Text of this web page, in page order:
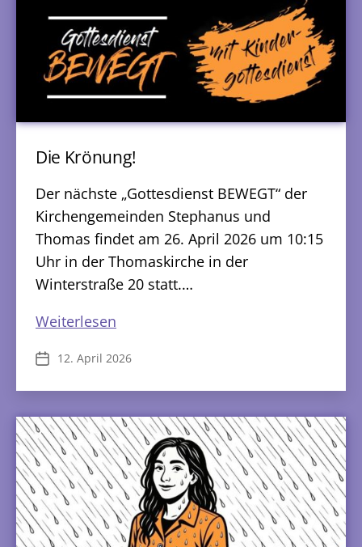
Die Krönung!
Der nächste „Gottesdienst BEWEGT“ der
Kirchengemeinden Stephanus und
Thomas findet am 26. April 2026 um 10:15
Uhr in der Thomaskirche in der
Winterstraße 20 statt.…
Weiterlesen
Veröffentlichungsdatum
12. April 2026